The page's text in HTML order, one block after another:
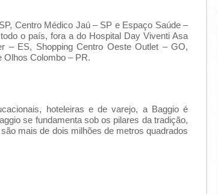
Centro Médico Jaú – SP e Espaço Saúde –
o país, fora a do Hospital Day Viventi Asa
– ES, Shopping Centro Oeste Outlet – GO,
Olhos Colombo – PR.
hoteleiras e de varejo, a Baggio é
se fundamenta sob os pilares da tradição,
mais de dois milhões de metros quadrados